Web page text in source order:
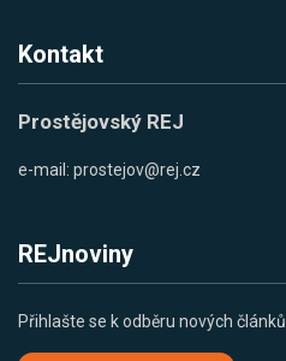
Kontakt
Prostějovský REJ
e-mail: prostejov@rej.cz
REJnoviny
Přihlašte se k odběru nových článků